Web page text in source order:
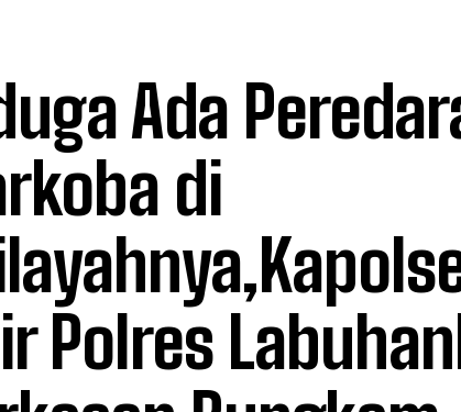
Ada
di
Polres